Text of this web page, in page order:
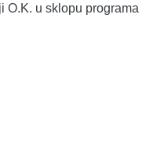
O.K. u sklopu programa